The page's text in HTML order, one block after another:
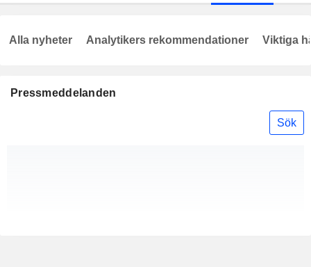
Pressmeddelanden
Sök
Alla nyheter Analytikers rekommendationer Viktiga